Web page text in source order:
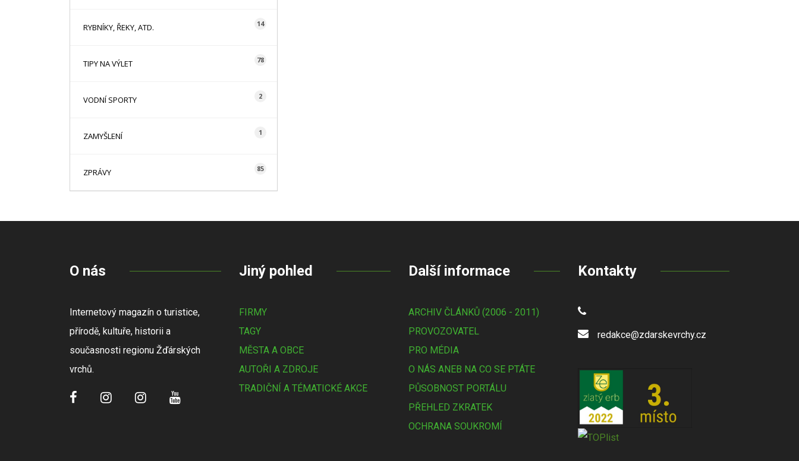
RYBNÍKY, ŘEKY, ATD. 14
TIPY NA VÝLET 78
VODNÍ SPORTY 2
ZAMYŠLENÍ 1
ZPRÁVY 85
O nás
Internetový magazín o turistice,
přírodě, kultuře, historii a
současnosti regionu Žďárských
vrchů.
Jiný pohled
FIRMY
TAGY
MĚSTA A OBCE
AUTOŘI A ZDROJE
TRADIČNÍ A TÉMATICKÉ AKCE
Další informace
ARCHIV ČLÁNKŮ (2006 - 2011)
PROVOZOVATEL
PRO MÉDIA
O NÁS ANEB NA CO SE PTÁTE
PŮSOBNOST PORTÁLU
PŘEHLED ZKRATEK
OCHRANA SOUKROMÍ
Kontakty
redakce@zdarskevrchy.cz